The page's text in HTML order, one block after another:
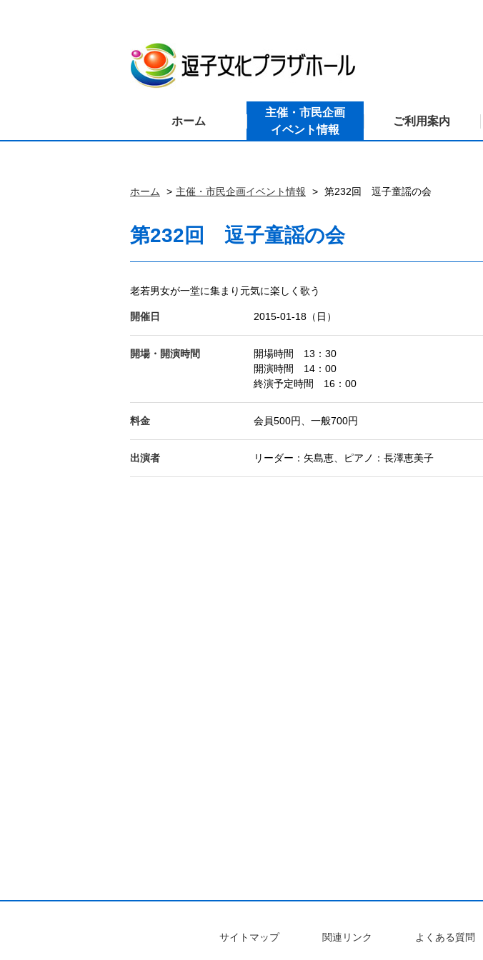
ホーム
主催・市民企画
イベント情報
ご利用案内
ホーム 主催・市民企画イベント情報 第232回 逗子童謡の会
第232回 逗子童謡の会
老若男女が一堂に集まり元気に楽しく歌う
開催日 2015-01-18（日）
開場・開演時間
開場時間 13：30
開演時間 14：00
終演予定時間 16：00
料金 会員500円、一般700円
出演者 リーダー：矢島恵、ピアノ：長澤恵美子
サイトマップ 関連リンク よくある質問